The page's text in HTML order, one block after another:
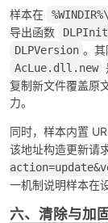
样本在
导出函数
DLPInit
DLPVersion 。
AcLue.dll.new
复制新文件覆盖原
力。
同时，样本内置
该地址构造更新请
一机制说明样本在
六、清除与加